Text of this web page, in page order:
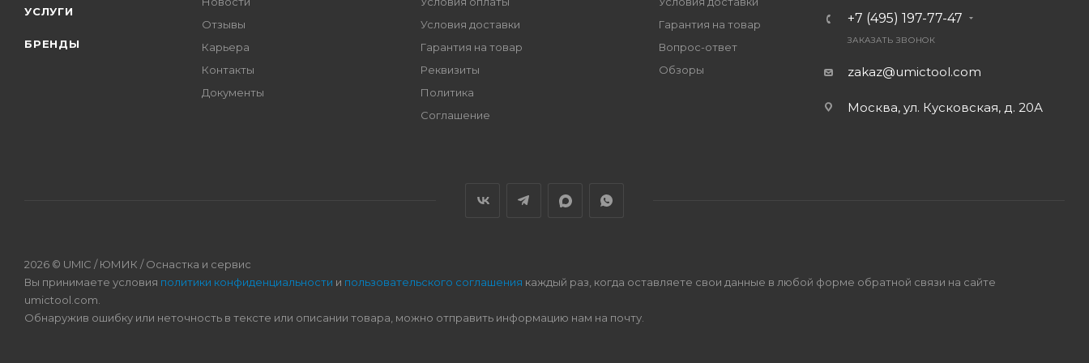
УСЛУГИ
БРЕНДЫ
Отзывы
Карьера
Контакты
Документы
Условия доставки
Гарантия на товар
Реквизиты
Политика
Соглашение
Гарантия на товар
Вопрос-ответ
Обзоры
+7 (495) 197-77-47
ЗАКАЗАТЬ ЗВОНОК
zakaz@umictool.com
Москва, ул. Кусковская, д. 20А
2026 © UMIC / ЮМИК / Оснастка и сервис
Вы принимаете условия политики конфиденциальности и пользовательского соглашения каждый раз, когда оставляете свои данные в любой форме обратной связи на сайте
umictool.com.
Обнаружив ошибку или неточность в тексте или описании товара, можно отправить информацию нам на почту.